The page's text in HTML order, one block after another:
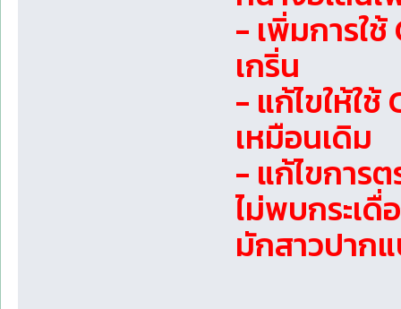
- เพิ่มการใช้
เกริ่น
- แก้ไขให้ใ
เหมือนเดิม
- แก้ไขการ
ไม่พบกระเ
มักสาวปาก